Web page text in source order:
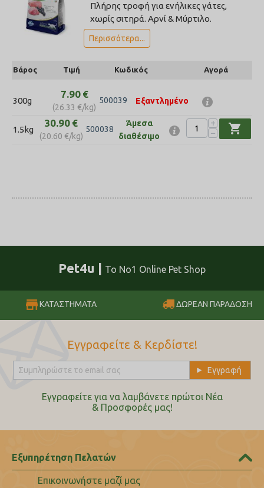
Πλήρης τροφή για ενήλικες γάτες,
χωρίς σιτηρά. Αρνί & Μύρτιλο.
Περισσότερα...
Βάρος Τιμή Κωδικός Αγορά
300g
7.90 €
(26.33 €/kg)
500039 Εξαντλημένο
1.5kg
30.90 €
(20.60 €/kg)
500038
Άμεσα
διαθέσιμο
+
−
shopping_cart
Pet4u | Το No1 Online Pet Shop
ΚΑΤΑΣΤΗΜΑΤΑ ΔΩΡΕΑΝ ΠΑΡΑΔΟΣΗ
Εγγραφείτε & Κερδίστε!
Εγγραφείτε για να λαμβάνετε πρώτοι Nέα
& Προσφορές μας!
Εξυπηρέτηση Πελατών
Επικοινωνήστε μαζί μας